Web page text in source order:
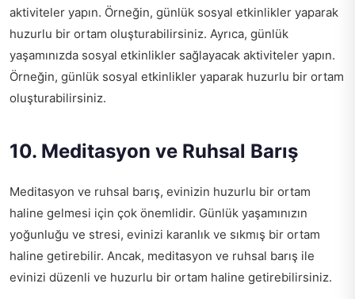
aktiviteler yapın. Örneğin, günlük sosyal etkinlikler yaparak
huzurlu bir ortam oluşturabilirsiniz. Ayrıca, günlük
yaşamınızda sosyal etkinlikler sağlayacak aktiviteler yapın.
Örneğin, günlük sosyal etkinlikler yaparak huzurlu bir ortam
oluşturabilirsiniz.
10. Meditasyon ve Ruhsal Barış
Meditasyon ve ruhsal barış, evinizin huzurlu bir ortam
haline gelmesi için çok önemlidir. Günlük yaşamınızın
yoğunluğu ve stresi, evinizi karanlık ve sıkmış bir ortam
haline getirebilir. Ancak, meditasyon ve ruhsal barış ile
evinizi düzenli ve huzurlu bir ortam haline getirebilirsiniz.